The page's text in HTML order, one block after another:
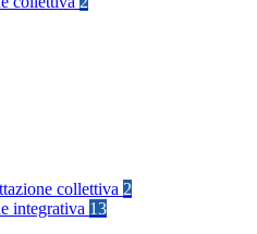
collettiva 2
integrativa 13